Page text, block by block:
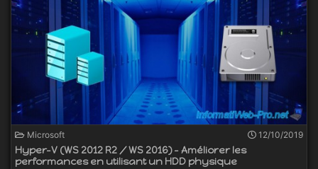
Microsoft 12/10/2019
Hyper-V (WS 2012 R2 / WS 2016) - Améliorer les
performances en utilisant un HDD physique